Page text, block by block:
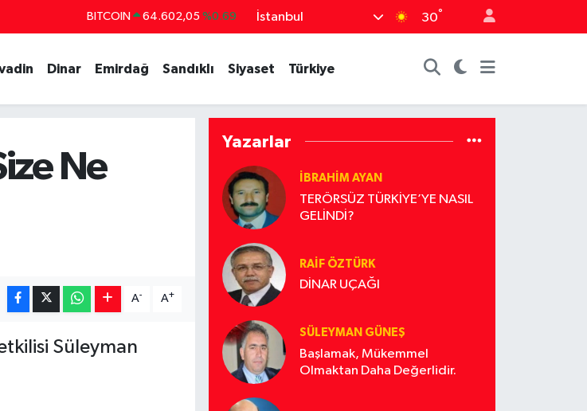
%0.32
%48
İstanbul 30°
Dinar Emirdağ Sandıklı Siyaset Türkiye
Ne
A- A+
Süleyman
Yazarlar
İBRAHİM AYAN
TERÖRSÜZ TÜRKİYE’YE NASIL
GELİNDİ?
RAİF ÖZTÜRK
DİNAR UÇAĞI
SÜLEYMAN GÜNEŞ
Başlamak, Mükemmel
Olmaktan Daha Değerlidir.